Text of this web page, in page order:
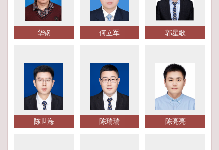
华钢 何立军 郭星歌
陈世海 陈瑞瑞 陈亮亮